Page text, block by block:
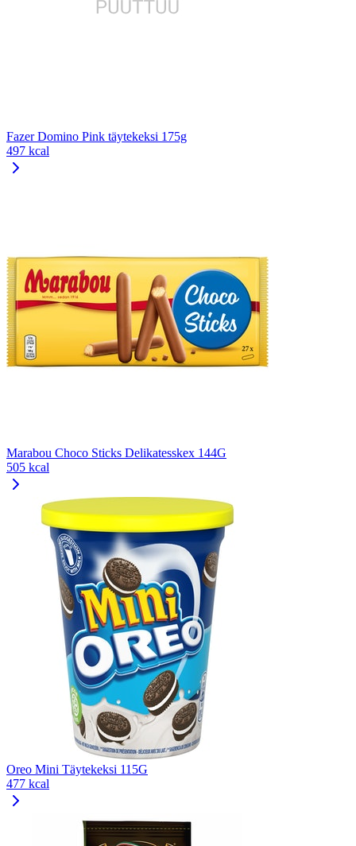
Fazer Domino Pink täytekeksi 175g
497 kcal
Marabou Choco Sticks Delikatesskex 144G
505 kcal
Oreo Mini Täytekeksi 115G
477 kcal